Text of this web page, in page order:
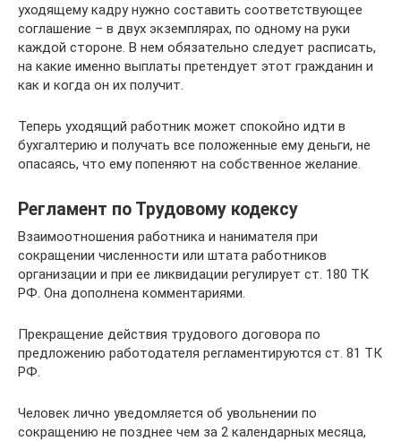
уходящему кадру нужно составить соответствующее
соглашение – в двух экземплярах, по одному на руки
каждой стороне. В нем обязательно следует расписать,
на какие именно выплаты претендует этот гражданин и
как и когда он их получит.
Теперь уходящий работник может спокойно идти в
бухгалтерию и получать все положенные ему деньги, не
опасаясь, что ему попеняют на собственное желание.
Регламент по Трудовому кодексу
Взаимоотношения работника и нанимателя при
сокращении численности или штата работников
организации и при ее ликвидации регулирует ст. 180 ТК
РФ. Она дополнена комментариями.
Прекращение действия трудового договора по
предложению работодателя регламентируются ст. 81 ТК
РФ.
Человек лично уведомляется об увольнении по
сокращению не позднее чем за 2 календарных месяца,